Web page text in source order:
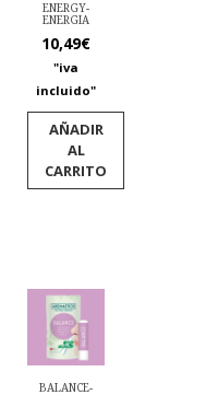
ENERGY-
ENERGIA
10,49€
"iva
incluido"
AÑADIR
AL
CARRITO
BALANCE-